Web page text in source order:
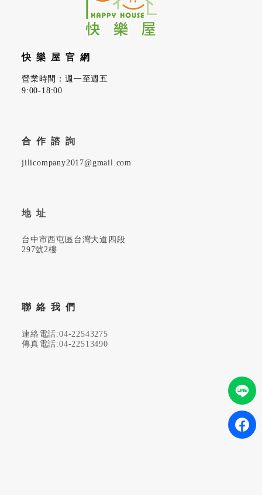
快樂屋官網
營業時間：週一至週五
9:00-18:00
合作諮詢
jilicompany2017@gmail.com
地址
台中市西屯區台灣大道四段
297號2樓
聯絡我們
連絡電話:04-22543275
傳真電話:04-22513490